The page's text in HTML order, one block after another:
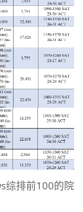
综排前100的院